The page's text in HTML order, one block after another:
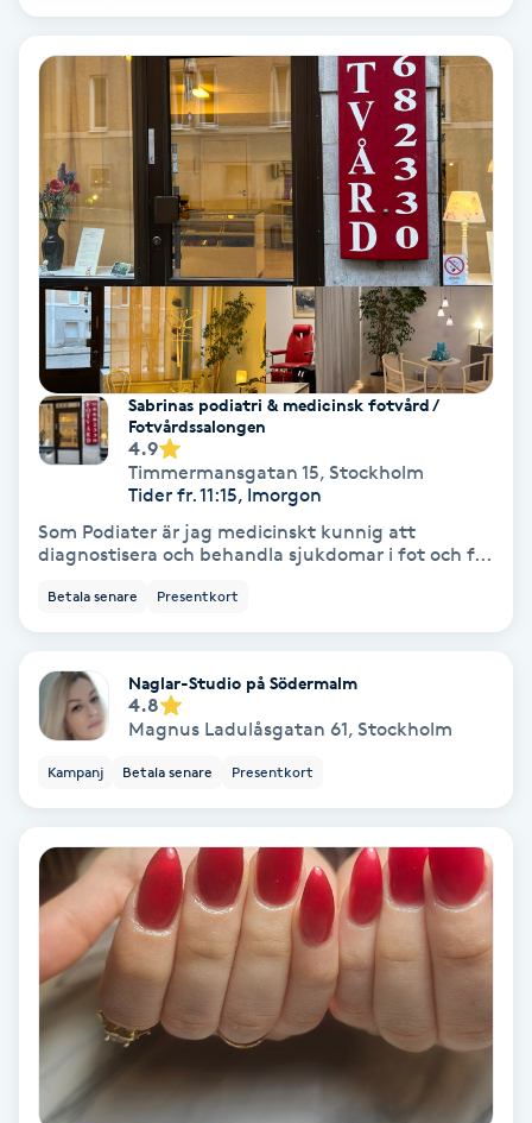
Ansiktsbehandling djuprengörande
Balayage
Bambumassage
Barber
Barnklippning
BIAB
Brynfärgning
Brynplockning
Bröllopsuppsättning
Celluliter
Coachning
Color correction
Sabrinas podiatri & medicinsk fotvård /
Fotvårdssalongen
4.9
Timmermansgatan 15, Stockholm
Tider fr. 11:15, Imorgon
Som Podiater är jag medicinskt kunnig att
diagnostisera och behandla sjukdomar i fot och f...
Betala senare Presentkort
Naglar-Studio på Södermalm
4.8
Magnus Ladulåsgatan 61, Stockholm
Kampanj Betala senare Presentkort